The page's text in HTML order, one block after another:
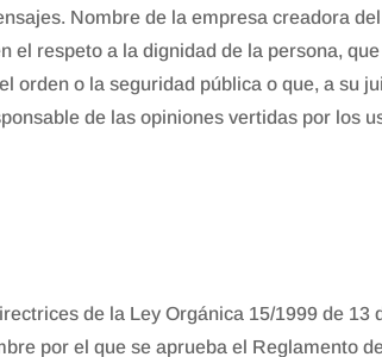
Nombre de la empresa creadora
el respeto a la dignidad de la persona,
orden o la seguridad pública o que, a su
de las opiniones vertidas por los
de la Ley Orgánica 15/1999 de
por el que se aprueba el Reglamento